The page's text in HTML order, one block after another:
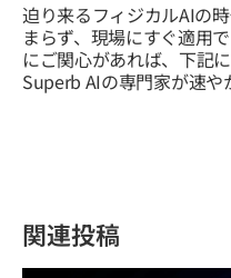
迫り来るフィジカルAIの
まらず、現場にすぐ適用
にご関心があれば、下記
Superb AIの専門家が速や
関連投稿